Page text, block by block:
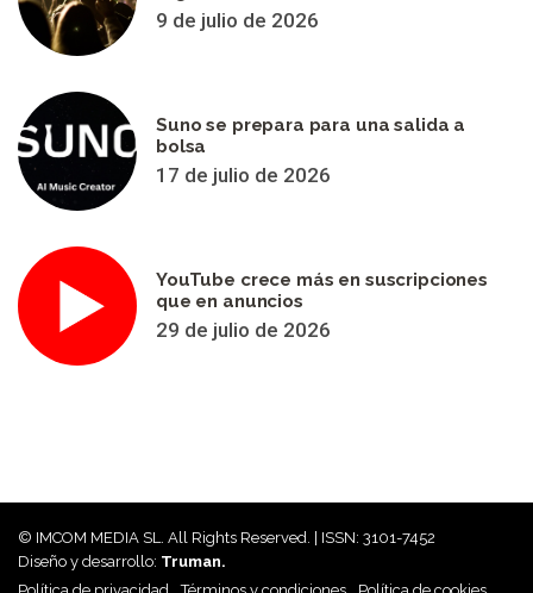
9 de julio de 2026
Suno se prepara para una salida a
bolsa
17 de julio de 2026
YouTube crece más en suscripciones
que en anuncios
29 de julio de 2026
© IMCOM MEDIA SL. All Rights Reserved. | ISSN: 3101-7452
Diseño y desarrollo: Truman.